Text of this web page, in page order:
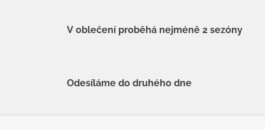
V oblečení proběhá nejméně 2 sezóny
Odesíláme do druhého dne